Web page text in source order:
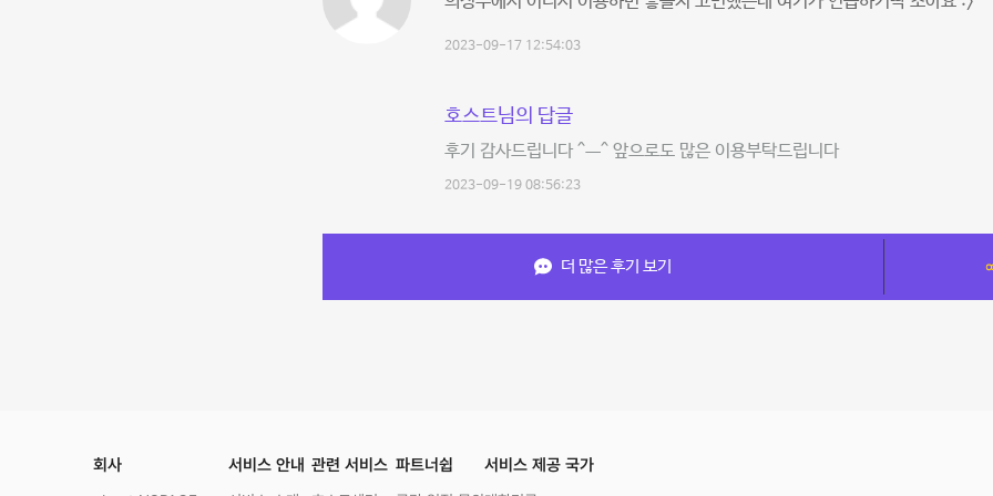
2023-09-17 12:54:03
호스트님의 답글
후기 감사드립니다 ^ㅡ^ 앞으로도 많은 이용부탁드립니다
2023-09-19 08:56:23
더 많은 후기 보기
회사 서비스 안내 관련 서비스 파트너쉽 서비스 제공 국가